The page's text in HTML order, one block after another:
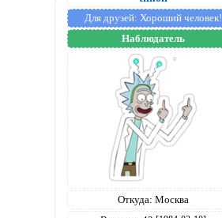
Для друзей: Хороший человек!
Наблюдатель
Откуда: Москва